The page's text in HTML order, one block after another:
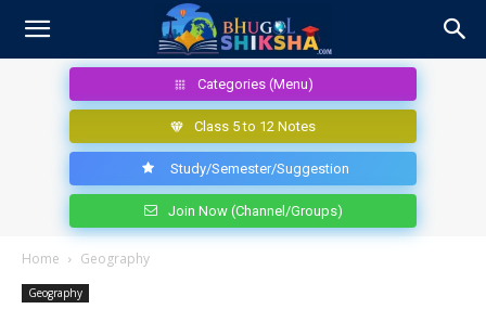
Categories (Menu)
Class 5 to 12 Notes
Study/Semester/Suggestion
Join Now (Channel/Groups)
Home Geography
Geography